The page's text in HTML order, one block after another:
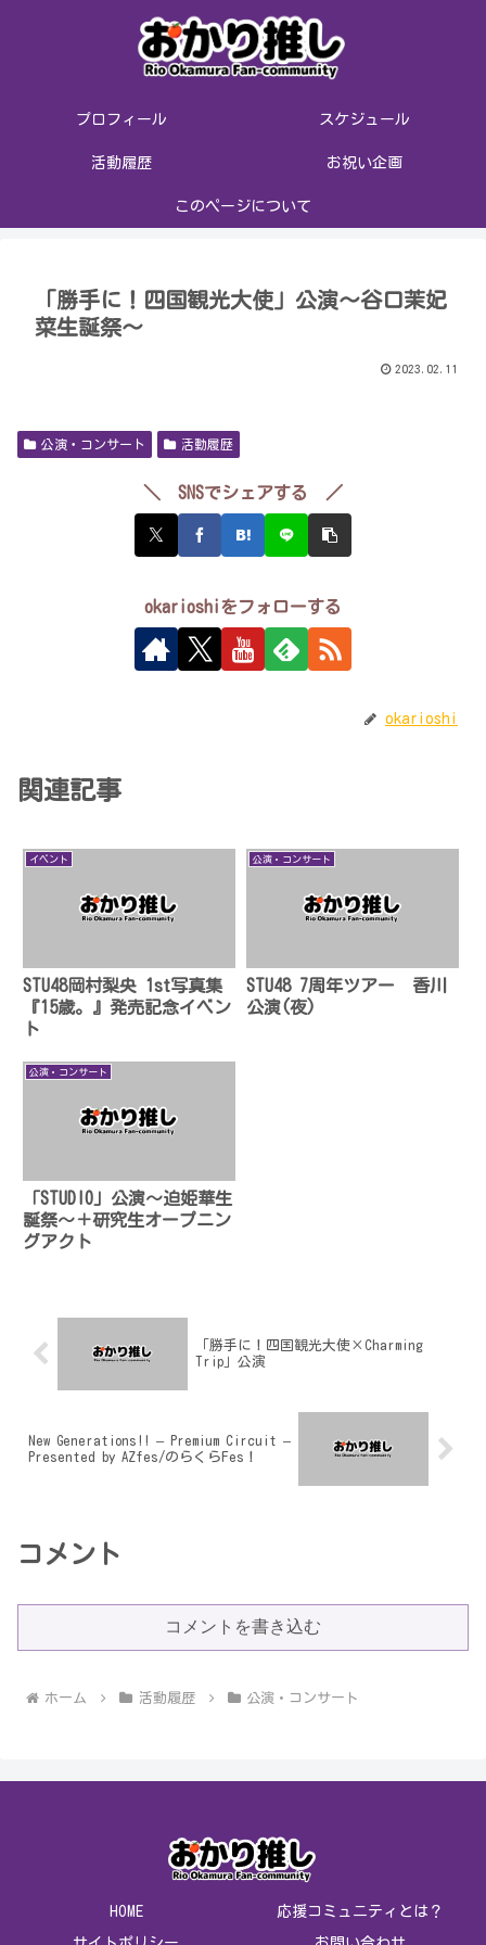
プロフィール スケジュール
活動履歴 お祝い企画
このページについて
「勝手に！四国観光大使」公演〜谷口茉妃
菜生誕祭〜
2023.02.11
公演・コンサート 活動履歴
＼ SNSでシェアする ／
okarioshiをフォローする
okarioshi
関連記事
イベント
STU48岡村梨央 1st写真集
『15歳。』発売記念イベン
ト
公演・コンサート
STU48 7周年ツアー 香川
公演(夜)
公演・コンサート
「STUDIO」公演〜迫姫華生
誕祭〜＋研究生オープニン
グアクト
「勝手に！四国観光大使×Charming
Trip」公演
New Generations!! – Premium Circuit –
Presented by AZfes/のらくらFes！
コメント
コメントを書き込む
ホーム 活動履歴 公演・コンサート
HOME 応援コミュニティとは？